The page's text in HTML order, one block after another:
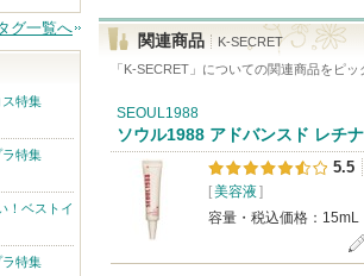
り
登
さ
れ
関連商品
K-SECRET
「K-SECRET 」についての関連商品をピッ
SEOUL1988
ソウル1988 アドバンスド レチ
5.5
[美容液]
容量・税込価格：15mL
グ一覧へ
特集
特集
！ベストイ
特集